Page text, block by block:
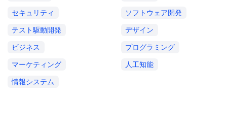
セキュリティ
ソフトウェア開発
テスト駆動開発
デザイン
ビジネス
プログラミング
マーケティング
人工知能
情報システム